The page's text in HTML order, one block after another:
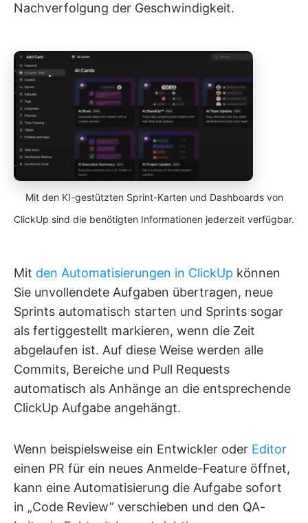
Nachverfolgung der Geschwindigkeit.
Mit den KI-gestützten Sprint-Karten und Dashboards von
ClickUp sind die benötigten Informationen jederzeit verfügbar.
Mit den Automatisierungen in ClickUp können
Sie unvollendete Aufgaben übertragen, neue
Sprints automatisch starten und Sprints sogar
als fertiggestellt markieren, wenn die Zeit
abgelaufen ist. Auf diese Weise werden alle
Commits, Bereiche und Pull Requests
automatisch als Anhänge an die entsprechende
ClickUp Aufgabe angehängt.
Wenn beispielsweise ein Entwickler oder Editor
einen PR für ein neues Anmelde-Feature öffnet,
kann eine Automatisierung die Aufgabe sofort
in „Code Review” verschieben und den QA-